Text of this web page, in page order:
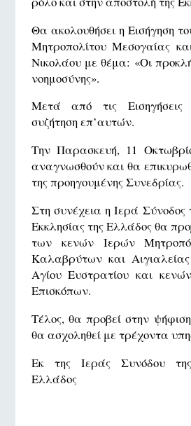
Θα ακολουθήσει η Εισήγηση
Μητροπολίτου Μεσογαίας
Νικολάου με θέμα: «Οι
νοημοσύνης».
Μετά από τις Εισηγήσεις
συζήτηση επ’αυτών.
Την Παρασκευή, 11
αναγνωσθούν και θα
της προηγουμένης Συνεδρίας.
Στη συνέχεια η Ιερά Σύνοδος
Εκκλησίας της Ελλάδος θα
των κενών Ιερών
Καλαβρύτων και
Αγίου Ευστρατίου και
Επισκόπων.
Τέλος, θα προβεί στην
θα ασχοληθεί με τρέχοντα
Εκ της Ιεράς Συνόδου
Ελλάδος